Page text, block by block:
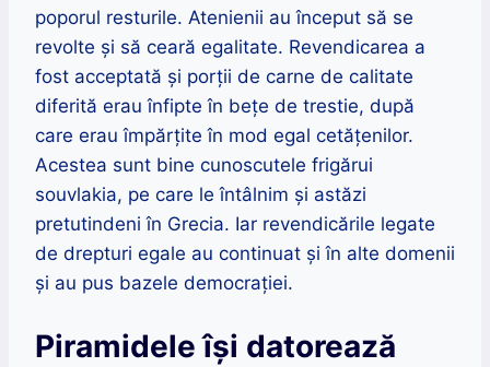
poporul resturile. Atenienii au început să se
revolte și să ceară egalitate. Revendicarea a
fost acceptată și porții de carne de calitate
diferită erau înfipte în bețe de trestie, după
care erau împărțite în mod egal cetățenilor.
Acestea sunt bine cunoscutele frigărui
souvlakia, pe care le întâlnim și astăzi
pretutindeni în Grecia. Iar revendicările legate
de drepturi egale au continuat și în alte domenii
și au pus bazele democrației.
Piramidele își datorează